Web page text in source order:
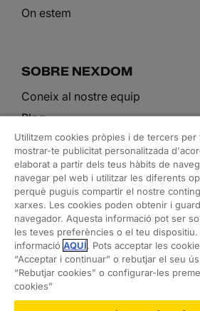
On estem
SOBRE NEXDOM
Coneix al nostre equip
Blog
ELS NOSTRES SERVEIS
Arquitectura i rehabilitació
Interiorisme i decoració
Ordre a la llar
Feng shui
Assessorament tècnic i immobiliari
Utilitzem cookies pròpies i de tercers per
mostrar-te publicitat personalitzada
elaborat a partir dels teus hàbits de
navegar pel web i utilitzar les diferents
perquè puguis compartir el nostre
xarxes. Les cookies poden obtenir i
navegador. Aquesta informació pot ser
les teves preferències o el teu dispositiu.
informació AQUÍ. Pots acceptar les
“Acceptar i continuar” o rebutjar el seu
“Rebutjar cookies” o configurar-les
cookies”